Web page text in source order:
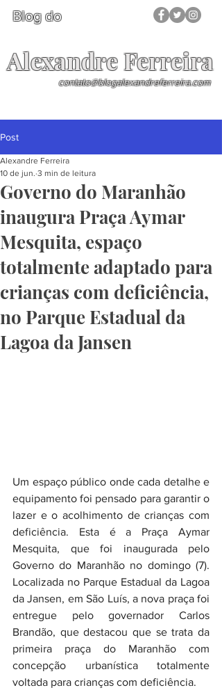
Blog do
Alexandre Ferreira
contato@blogalexandreferreira.com
Post
Governo do Maranhão
inaugura Praça Aymar
Mesquita, espaço
totalmente adaptado para
crianças com deficiência,
no Parque Estadual da
Lagoa da Jansen
Alexandre Ferreira
10 de jun. 3 min de leitura
Um espaço público onde cada detalhe e
equipamento foi pensado para garantir o
lazer e o acolhimento de crianças com
deficiência. Esta é a Praça Aymar
Mesquita, que foi inaugurada pelo
Governo do Maranhão no domingo (7).
Localizada no Parque Estadual da Lagoa
da Jansen, em São Luís, a nova praça foi
entregue pelo governador Carlos
Brandão, que destacou que se trata da
primeira praça do Maranhão com
concepção urbanística totalmente
voltada para crianças com deficiência.